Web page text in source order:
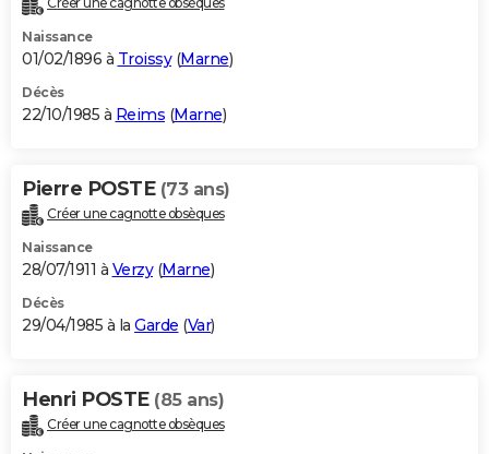
Naissance
01/02/1896 à Troissy(Marne)
Décès
22/10/1985 à Reims (Marne)
Pierre POSTE (73 ans)
Créer une cagnotte obsèques
Naissance
28/07/1911 à Verzy(Marne)
Décès
29/04/1985 à la Garde (Var)
Henri POSTE (85 ans)
Créer une cagnotte obsèques